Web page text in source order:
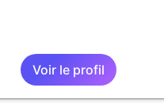
Voir le profil